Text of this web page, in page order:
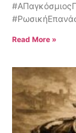
Read More »